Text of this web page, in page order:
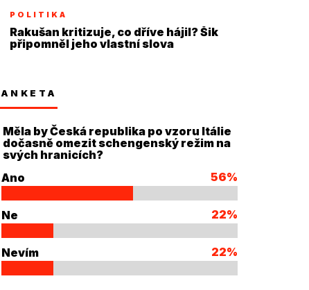
POLITIKA
Rakušan kritizuje, co dříve hájil? Šik
připomněl jeho vlastní slova
ANKETA
Měla by Česká republika po vzoru Itálie
dočasně omezit schengenský režim na
svých hranicích?
Ano
56%
Ne 22%
Nevím 22%